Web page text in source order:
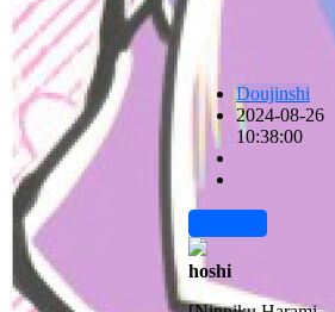
Doujinshi
2024-08-26
10:38:00
hoshi